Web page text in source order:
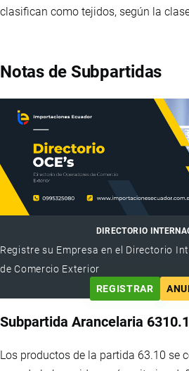
clasifican como tejidos, según la
Notas de Subpartidas
DIRECTORIO
Registre su Empresa en el Directorio
de Comercio Exterior
REGISTRAR
Subpartida Arancelaria
Los productos de la partida 63.10 se